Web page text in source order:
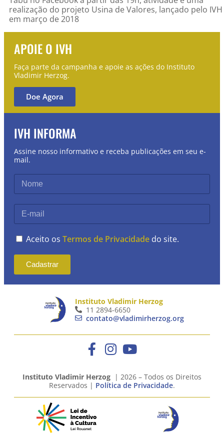
realização do projeto Usina de Valores, lançado pelo IVH
em março de 2018
APOIE O IVH
Faça parte da campanha e apoie as ações do Instituto
Vladimir Herzog.
Doe Agora
IVH INFORMA
Assine nosso informativo e receba publicações em seu e-
mail.
Aceito os Termos de Privacidade do site.
Cadastrar
Instituto Vladimir Herzog
11 2894-6650
contato@vladimirherzog.org
Instituto Vladimir Herzog | 2026 – Todos os Direitos
Reservados | Política de Privacidade.